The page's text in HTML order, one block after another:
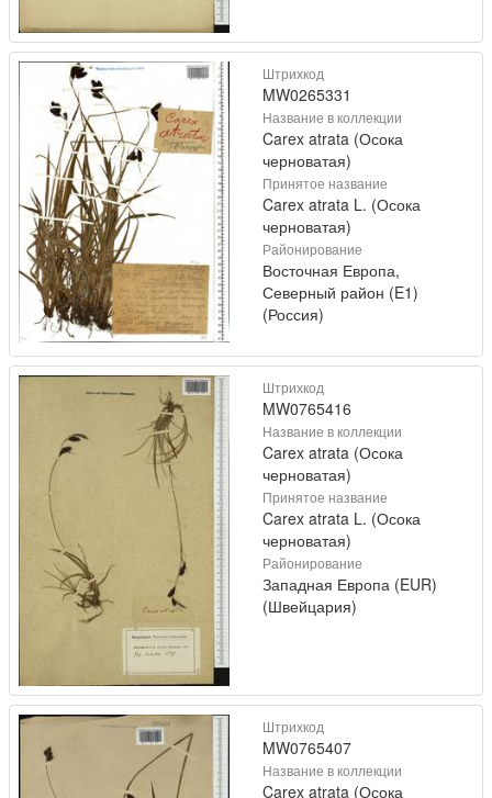
Штрихкод
MW0265331
Название в коллекции
Carex atrata (Осока
черноватая)
Принятое название
Carex atrata L. (Осока
черноватая)
Районирование
Восточная Европа,
Северный район (E1)
(Россия)
Штрихкод
MW0765416
Название в коллекции
Carex atrata (Осока
черноватая)
Принятое название
Carex atrata L. (Осока
черноватая)
Районирование
Западная Европа (EUR)
(Швейцария)
Штрихкод
MW0765407
Название в коллекции
Carex atrata (Осока